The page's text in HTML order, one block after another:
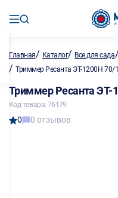
Главная/ Каталог/ Все для сада/
/ Триммер Ресанта ЭТ-1200Н 70/
Триммер Ресанта ЭТ-
Код товара: 76179
0 0 отзывов